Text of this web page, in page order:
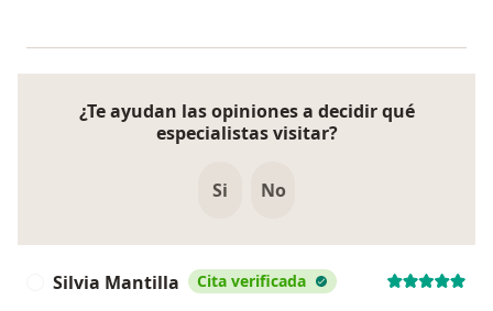
¿Te ayudan las opiniones a decidir qué
especialistas visitar?
Si No
Silvia Mantilla Cita verificada